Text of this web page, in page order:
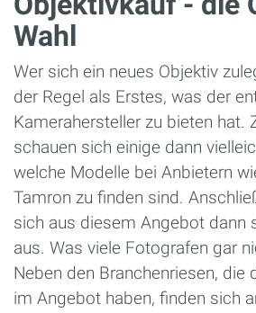
Wahl
Wer sich ein neues Objektiv
der Regel als Erstes, was der
Kamerahersteller zu bieten hat.
schauen sich einige dann
welche Modelle bei Anbietern
Tamron zu finden sind.
sich aus diesem Angebot dann
aus. Was viele Fotografen gar
Neben den Branchenriesen, die
im Angebot haben, finden sich